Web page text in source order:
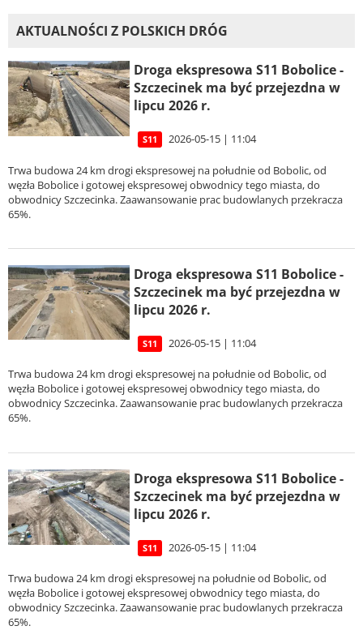
AKTUALNOŚCI Z POLSKICH DRÓG
Droga ekspresowa S11 Bobolice -
Szczecinek ma być przejezdna w
lipcu 2026 r.
S11 2026-05-15 | 11:04
Trwa budowa 24 km drogi ekspresowej na południe od Bobolic, od
węzła Bobolice i gotowej ekspresowej obwodnicy tego miasta, do
obwodnicy Szczecinka. Zaawansowanie prac budowlanych przekracza
65%.
Droga ekspresowa S11 Bobolice -
Szczecinek ma być przejezdna w
lipcu 2026 r.
S11 2026-05-15 | 11:04
Trwa budowa 24 km drogi ekspresowej na południe od Bobolic, od
węzła Bobolice i gotowej ekspresowej obwodnicy tego miasta, do
obwodnicy Szczecinka. Zaawansowanie prac budowlanych przekracza
65%.
Droga ekspresowa S11 Bobolice -
Szczecinek ma być przejezdna w
lipcu 2026 r.
S11 2026-05-15 | 11:04
Trwa budowa 24 km drogi ekspresowej na południe od Bobolic, od
węzła Bobolice i gotowej ekspresowej obwodnicy tego miasta, do
obwodnicy Szczecinka. Zaawansowanie prac budowlanych przekracza
65%.